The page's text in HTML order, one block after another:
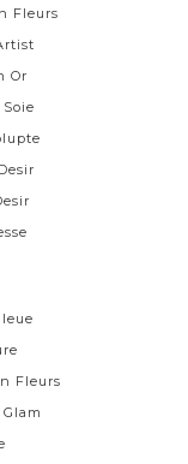
Fleurs
Or
Fleurs
Glam